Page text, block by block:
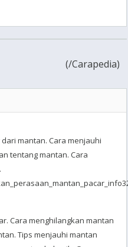
(/Carapedia)
mantan. Cara menjauhi
tentang mantan. Cara
Cara menghilangkan mantan
Tips menjauhi mantan